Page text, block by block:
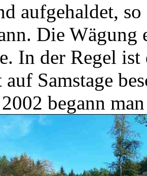
aufgehaldet,
Die
In der Regel
Samstage
begann